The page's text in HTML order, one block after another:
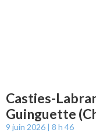
Casties-
Guinguette
9 juin 2026 8 h 46